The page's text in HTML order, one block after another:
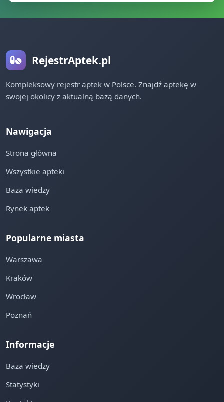
RejestrAptek.pl
Kompleksowy rejestr aptek w Polsce. Znajdź aptekę w
swojej okolicy z aktualną bazą danych.
Nawigacja
Strona główna
Wszystkie apteki
Baza wiedzy
Rynek aptek
Popularne miasta
Warszawa
Kraków
Wrocław
Poznań
Informacje
Baza wiedzy
Statystyki